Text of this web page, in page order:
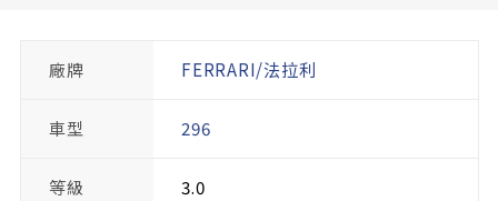
廠牌 FERRARI/法拉利
車型 296
等級 3.0